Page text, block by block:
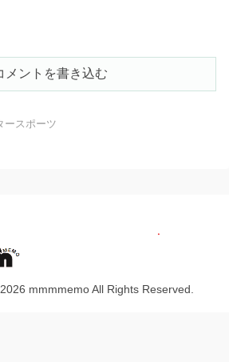
メントを書き込む
ースポーツ
mmmmemo All Rights Reserved.